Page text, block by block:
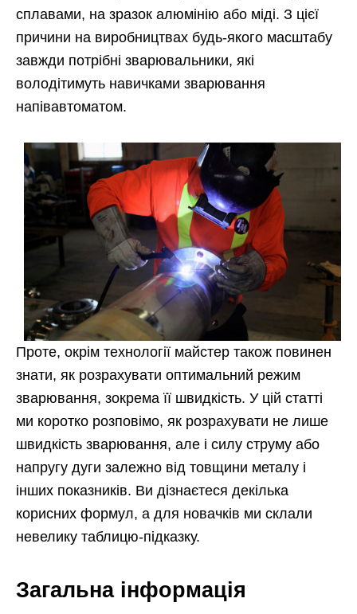
сплавами, на зразок алюмінію або міді. З цієї
причини на виробництвах будь-якого масштабу
завжди потрібні зварювальники, які
володітимуть навичками зварювання
напівавтоматом.
Проте, окрім технології майстер також повинен
знати, як розрахувати оптимальний режим
зварювання, зокрема її швидкість. У цій статті
ми коротко розповімо, як розрахувати не лише
швидкість зварювання, але і силу струму або
напругу дуги залежно від товщини металу і
інших показників. Ви дізнаєтеся декілька
корисних формул, а для новачків ми склали
невелику таблицю-підказку.
Загальна інформація